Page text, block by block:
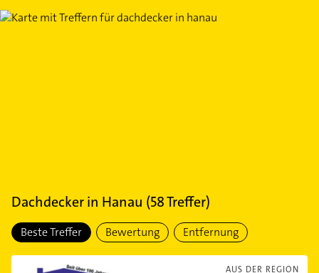
Dachdeckerin Hanau (58Treffer)
Beste Treffer Bewertung Entfernung
AUS DER REGION